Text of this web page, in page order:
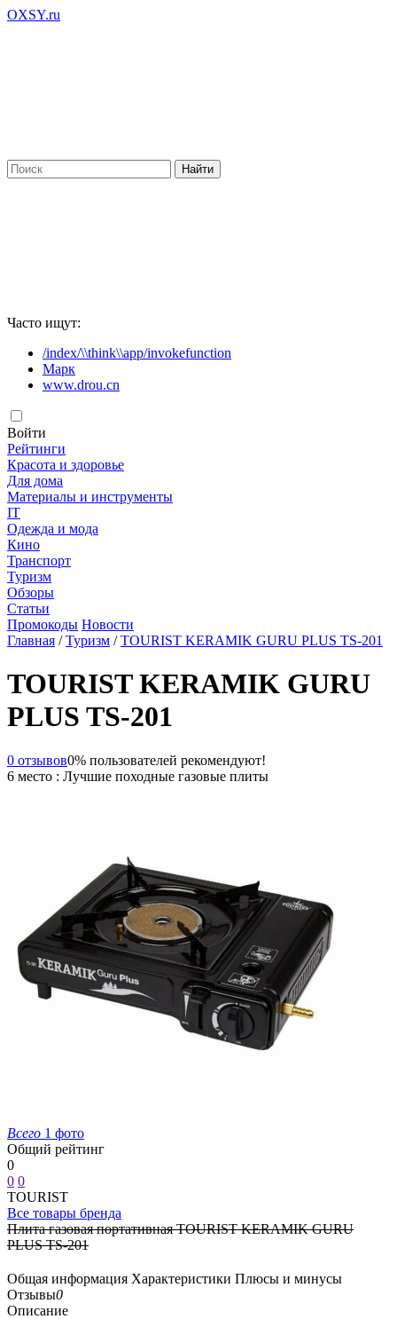
OXSY.ru
Часто ищут:
/index/\\think\\app/invokefunction
Марк
www.drou.cn
Войти
Рейтинги
Красота и здоровье
Для дома
Материалы и инструменты
IT
Одежда и мода
Кино
Транспорт
Туризм
Обзоры
Статьи
Промокоды Новости
Главная /Туризм /TOURIST KERAMIK GURU PLUS TS-201
TOURIST KERAMIK GURU
PLUS TS-201
0 отзывов0% пользователей рекомендуют!
6 место : Лучшие походные газовые плиты
Всего 1 фото
Общий рейтинг
0
0 0
TOURIST
Все товары бренда
Плита газовая портативная TOURIST KERAMIK GURU
PLUS TS-201
Общая информация Характеристики Плюсы и минусы
Отзывы0
Описание